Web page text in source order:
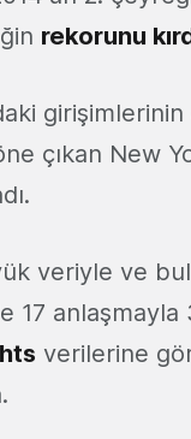
rekorunu
çıkan New
veriyle ve
17 anlaşmayla
verilerine